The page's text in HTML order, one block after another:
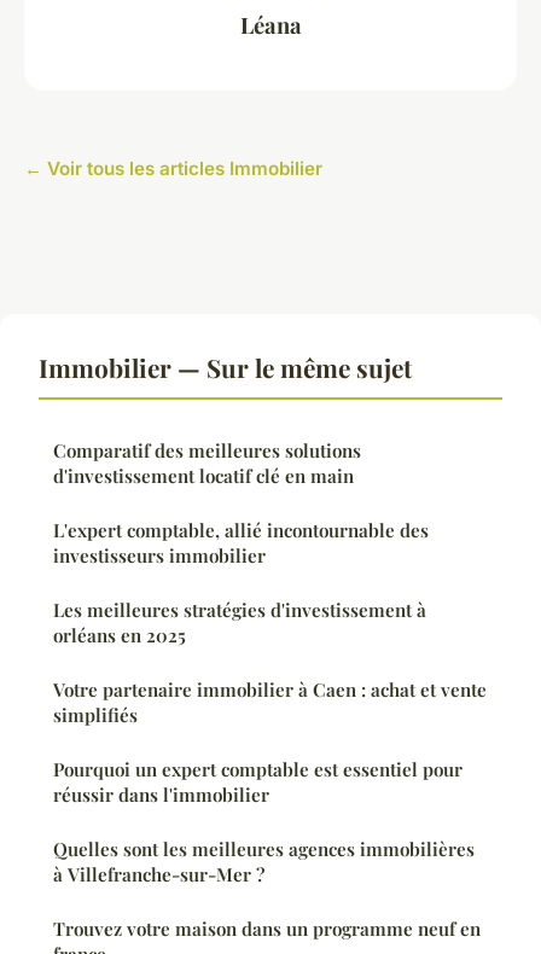
Léana
← Voir tous les articles Immobilier
Immobilier — Sur le même sujet
Comparatif des meilleures solutions
d'investissement locatif clé en main
L'expert comptable, allié incontournable des
investisseurs immobilier
Les meilleures stratégies d'investissement à
orléans en 2025
Votre partenaire immobilier à Caen : achat et vente
simplifiés
Pourquoi un expert comptable est essentiel pour
réussir dans l'immobilier
Quelles sont les meilleures agences immobilières
à Villefranche-sur-Mer ?
Trouvez votre maison dans un programme neuf en